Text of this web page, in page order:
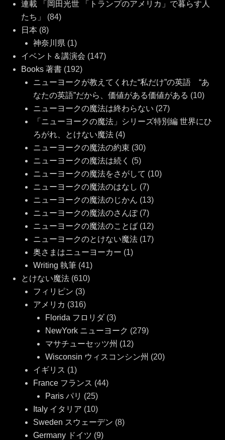
連載 「岡田光世 「トランプのアメリカ」で暮らす人
たち」
(84)
日本 (8)
神奈川県 (1)
イベント＆講演会 (147)
Books 著書(192)
ニューヨークが教えてくれた“私だけ”の英語 “あ
なたの英語”だから、価値がある価値がある (10)
ニューヨークの魔法は終わらない (27)
「ニューヨークの魔法」シリーズ特別編 世界にひ
ろがれ、とけない魔法(4)
ニューヨークの魔法の約束 (30)
ニューヨークの魔法は続く
(5)
ニューヨークの魔法をさがして (10)
ニューヨークの魔法のはなし (7)
ニューヨークの魔法のじかん (13)
ニューヨークの魔法のさんぽ(7)
ニューヨークの魔法のことば(12)
ニューヨークのとけない魔法(17)
奥さまはニューヨーカー (1)
Writing 執筆(41)
とけない魔法(610)
フィリピン (3)
アメリカ (316)
Florida フロリダ(3)
NewYork ニューヨーク (279)
マサチューセッツ州 (12)
Wisconsin ウィスコンシン州 (20)
イギリス (1)
France フランス (44)
Paris パリ (25)
Italy イタリア (10)
Sweden スウェーデン (8)
Germany ドイツ (9)